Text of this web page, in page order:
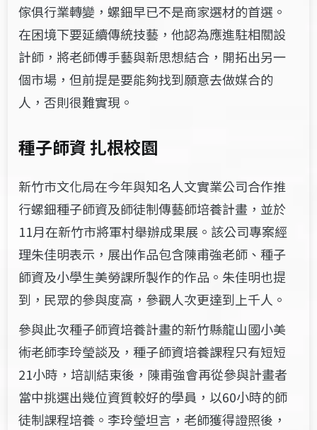
傢俱行業轉變，螺鈿早已不是商家選材的首選。
在困境下要延續傳統技藝，他認為應進駐相關設
計師，將老師傅手藝與新思想結合，開拓出另一
個市場，但前提是要能夠找到願意去做媒合的
人，否則很難實現。
種子師資 扎根校園
新竹市文化局在今年與知名人文實業公司合作推
行螺鈿種子師資及師徒制傳藝師培養計畫，並於
11月在新竹市將軍村舉辦成果展。該公司專案經
理朱佳明表示，展出作品包含陳甫強老師、種子
師資及小學生美勞課所製作的作品。朱佳明也提
到，民眾的參與度高，參觀人次更達到上千人。
參與此次種子師資培養計畫的新竹縣龍山國小美
術老師李玲瑩談及，種子師資培養課程只有短短
21小時，培訓結束後，陳甫強會再從參與計畫者
當中挑選出幾位資質較好的學員，以60小時的師
徒制課程培養。李玲瑩坦言，老師獲得證照後，